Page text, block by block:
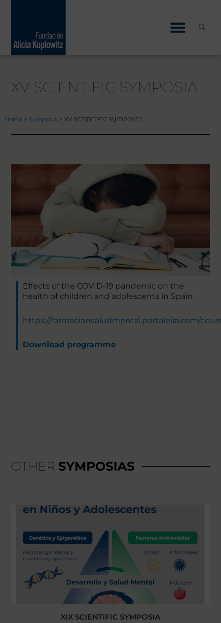
XV SCIENTIFIC SYMPOSIA
Home > Symposia > XV SCIENTIFIC SYMPOSIA
Effects of the COVID-19 pandemic on the
health of children and adolescents in Spain
https://formacionsaludmental.portaleira.com/
Download programme
OTHER SYMPOSIAS
XIX SCIENTIFIC SYMPOSIA